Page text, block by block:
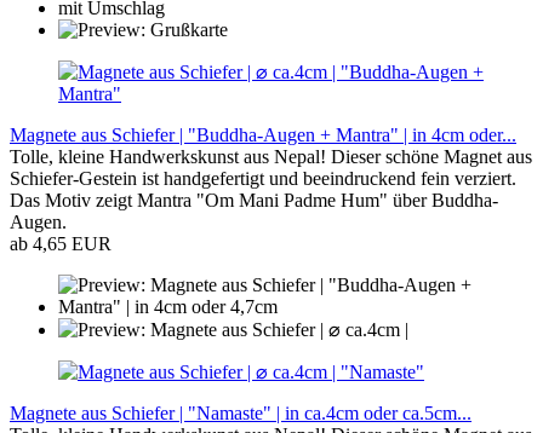
Magnete aus Schiefer | "Buddha-Augen + Mantra" | in 4cm oder...
Tolle, kleine Handwerkskunst aus Nepal! Dieser schöne Magnet aus
Schiefer-Gestein ist handgefertigt und beeindruckend fein verziert.
Das Motiv zeigt Mantra "Om Mani Padme Hum" über Buddha-
Augen.
ab 4,65 EUR
Magnete aus Schiefer | "Namaste" | in ca.4cm oder ca.5cm...